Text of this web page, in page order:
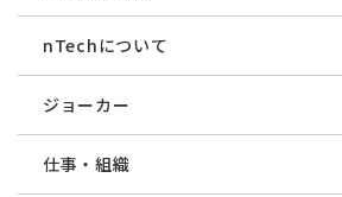
nTechについて
ジョーカー
仕事・組織